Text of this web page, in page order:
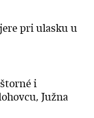
pri ulasku u
i
Južna